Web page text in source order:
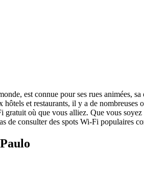
est connue pour ses rues animées,
et restaurants, il y a de
où que vous alliez. Que vous
de consulter des spots Wi-Fi